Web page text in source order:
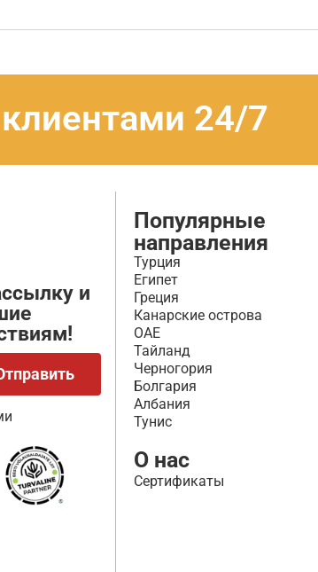
24/7
и
Популярные
направления
Турция
Египет
Греция
Канарские острова
ОАЕ
Тайланд
Черногория
Болгария
Албания
Тунис
О нас
Сертификаты